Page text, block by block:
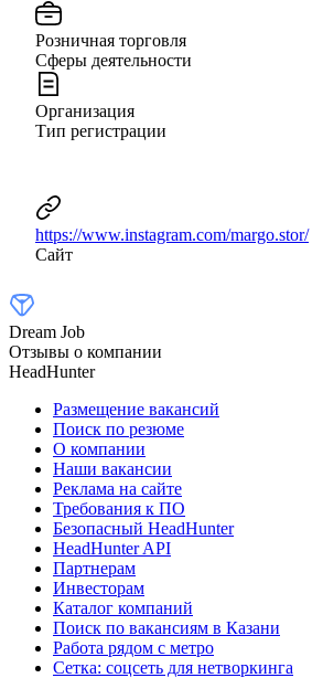
Розничная торговля
Сферы деятельности
Организация
Тип регистрации
https://www.instagram.com/margo.stor/
Сайт
Dream Job
Отзывы о компании
HeadHunter
Размещение вакансий
Поиск по резюме
О компании
Наши вакансии
Реклама на сайте
Требования к ПО
Безопасный HeadHunter
HeadHunter API
Партнерам
Инвесторам
Каталог компаний
Поиск по вакансиям в Казани
Работа рядом с метро
Сетка: соцсеть для нетворкинга